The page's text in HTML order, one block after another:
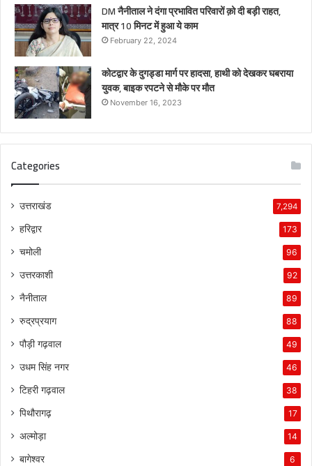
DM नैनीताल ने दंगा प्रभावित परिवारों क़ो दी बड़ी राहत,
मात्र 10 मिनट में हुआ ये काम
February 22, 2024
कोटद्वार के दुगड्डा मार्ग पर हादसा, हाथी को देखकर घबराया
युवक, बाइक रपटने से मौके पर मौत
November 16, 2023
Categories
उत्तराखंड 7,294
हरिद्वार 173
चमोली 96
उत्तरकाशी 92
नैनीताल 89
रुद्रप्रयाग 88
पौड़ी गढ़वाल 49
उधम सिंह नगर 46
टिहरी गढ़वाल 38
पिथौरागढ़ 17
अल्मोड़ा 14
बागेश्वर 6